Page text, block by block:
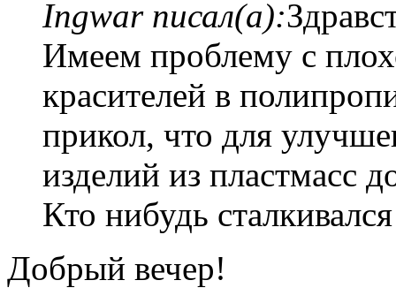
Ingwar писал(а):
Имеем проблему с
красителей в
прикол, что для
изделий из пластмасс
Кто нибудь
Добрый вечер!